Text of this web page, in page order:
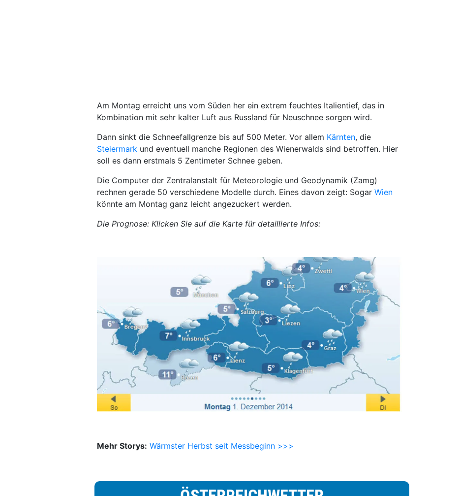
Am Montag erreicht uns vom Süden her ein extrem feuchtes Italientief, das in
Kombination mit sehr kalter Luft aus Russland für Neuschnee sorgen wird.
Dann sinkt die Schneefallgrenze bis auf 500 Meter. Vor allem Kärnten, die
Steiermark und eventuell manche Regionen des Wienerwalds sind betroffen. Hier
soll es dann erstmals 5 Zentimeter Schnee geben.
Die Computer der Zen­tralanstalt für Meteoro­logie und Geodynamik (Zamg)
rechnen gerade 50 verschiedene Modelle durch. Eines davon zeigt: Sogar Wien
könnte am Montag ganz leicht angezuckert werden.
Die Prognose: Klicken Sie auf die Karte für detaillierte Infos:
Mehr Storys: Wärmster Herbst seit Messbeginn >>>